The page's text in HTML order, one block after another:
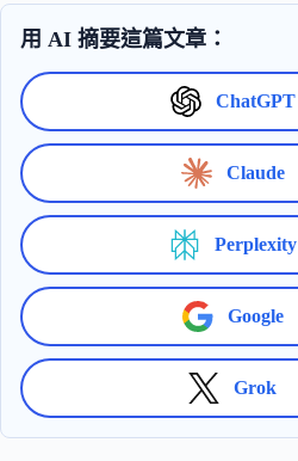
用 AI 摘要這篇文章：
ChatGPT
Claude
Perplexity
Google
Grok